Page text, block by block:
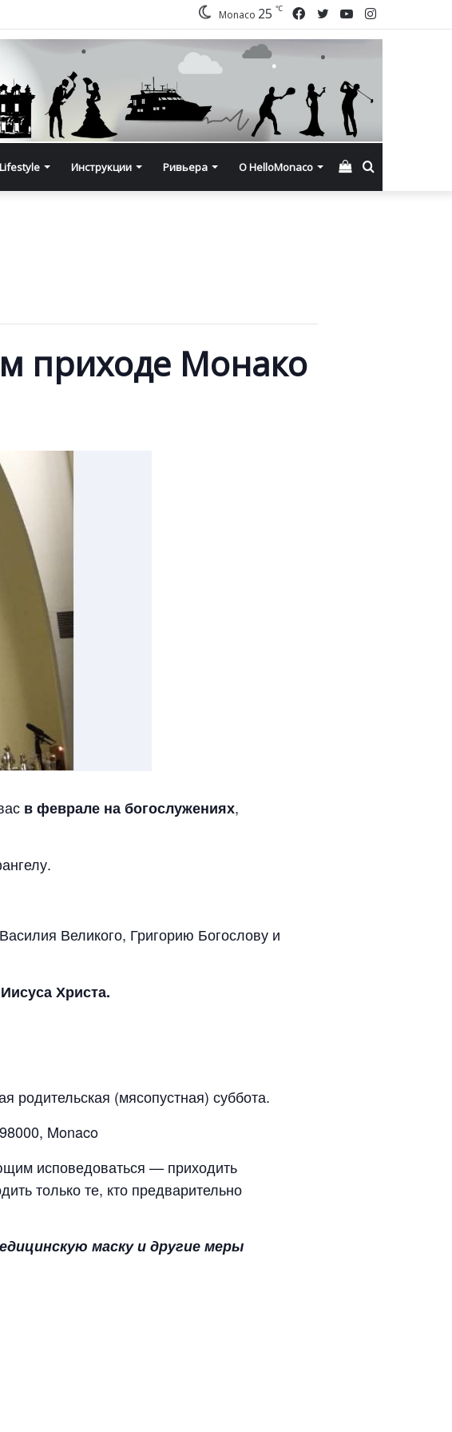
Instagram
YouTube
Twitter
Facebook
Monaco 25 ℃
Инструкции Ривьера О HelloMonaco Смотреть
приходе Монако
в феврале на богослужениях,
Великого, Григорию Богослову и
Христа.
родительская (мясопустная) суббота.
Monaco
исповедоваться — приходить
только те, кто предварительно
маску и другие меры